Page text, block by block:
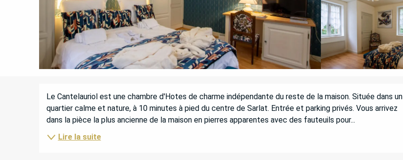
DESCRIPTION
Le Cantelauriol est une chambre d'Hotes de charme indépendante du reste de la maison. Située dans un
quartier calme et nature, à 10 minutes à pied du centre de Sarlat. Entrée et parking privés. Vous arrivez
dans la pièce la plus ancienne de la maison en pierres apparentes avec des fauteuils pour...
Lire la suite